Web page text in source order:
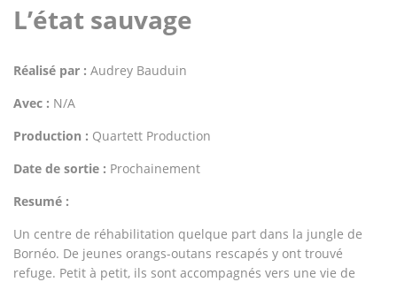
L’état sauvage
Réalisé par : Audrey Bauduin
Avec : N/A
Production : Quartett Production
Date de sortie : Prochainement
Resumé :
Un centre de réhabilitation quelque part dans la jungle de
Bornéo. De jeunes orangs-outans rescapés y ont trouvé
refuge. Petit à petit, ils sont accompagnés vers une vie de